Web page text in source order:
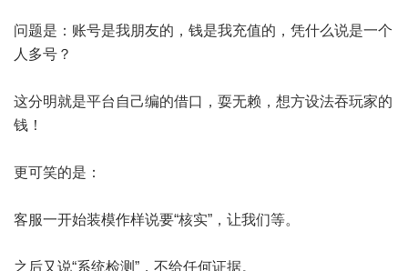
问题是：账号是我朋友的，钱是我充值的，凭什么说是一个
人多号？
这分明就是平台自己编的借口，耍无赖，想方设法吞玩家的
钱！
更可笑的是：
客服一开始装模作样说要“核实”，让我们等。
之后又说“系统检测”，不给任何证据。